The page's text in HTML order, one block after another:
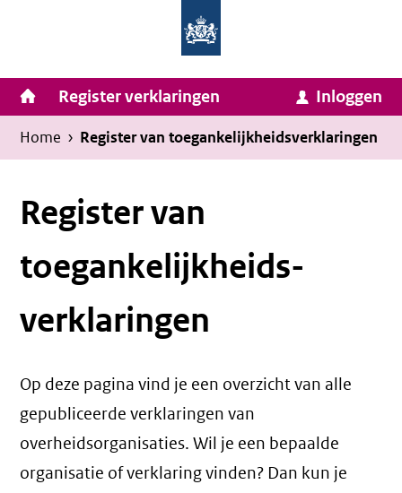
inhoud
van
Binnenlandse
Zaken
Koninkrijksrelaties
Homepage
van
Invulassistent
Toegankelijkheidsverklaring
Toegankelijkheidsverklaring
Hoofdnavigatie
Register verklaringen Inloggen
Kruimelpad
U
bevindt
hier:
Home › Register van toegankelijkheids­verklaringen
Register van
toegankelijkheids­
verklaringen
Op deze pagina vind je een overzicht van alle
gepubliceerde verklaringen van
overheidsorganisaties. Wil je een bepaalde
organisatie of verklaring vinden? Dan kun je